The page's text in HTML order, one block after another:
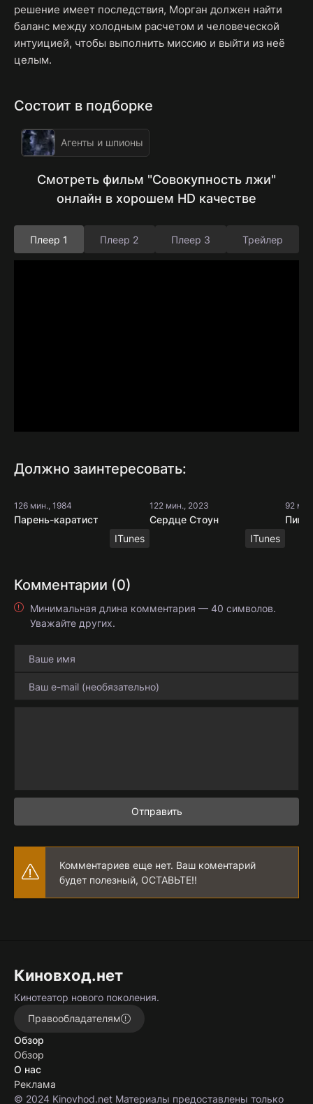
решение имеет последствия, Морган должен найти
баланс между холодным расчетом и человеческой
интуицией, чтобы выполнить миссию и выйти из неё
целым.
Состоит в подборке
Агенты и шпионы
Смотреть фильм "Совокупность лжи"
онлайн в хорошем HD качестве
Плеер 1 Плеер 2 Плеер 3 Трейлер
Должно заинтересовать:
126 мин., 1984
Парень-каратист
ITunes
122 мин., 2023
Сердце Стоун
ITunes
92
Комментарии (0)
Минимальная длина комментария — 40 символов.
Уважайте других.
Отправить
Комментариев еще нет. Ваш коментарий
будет полезный, ОСТАВЬТЕ!!
Киновход.нет
Кинотеатор нового поколения.
Правообладателям
Обзор
Обзор
О нас
Реклама
© 2024 Kinovhod.net Материалы предоставлены только